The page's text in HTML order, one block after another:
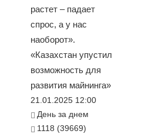
растет – падает
спрос, а у нас
наоборот».
«Казахстан упустил
возможность для
развития майнинга»
21.01.2025 12:00
День за днем
1118 (39669)